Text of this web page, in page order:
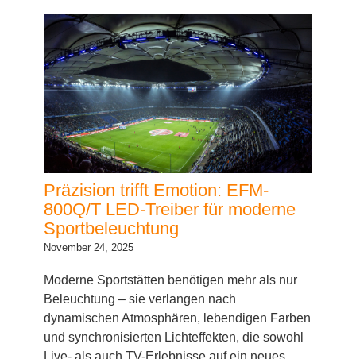
Präzision trifft Emotion: EFM-
800Q/T LED-Treiber für moderne
Sportbeleuchtung
November 24, 2025
Moderne Sportstätten benötigen mehr als nur
Beleuchtung – sie verlangen nach
dynamischen Atmosphären, lebendigen Farben
und synchronisierten Lichteffekten, die sowohl
Live- als auch TV-Erlebnisse auf ein neues
Niveau heben. Um diese Anforderungen zu